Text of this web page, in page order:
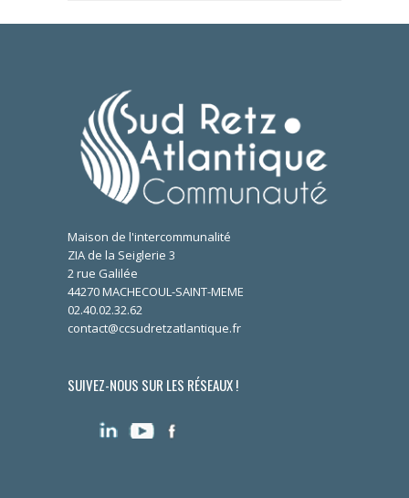
Maison de l'intercommunalité
ZIA de la Seiglerie 3
2 rue Galilée
44270 MACHECOUL-SAINT-MEME
02.40.02.32.62
contact@ccsudretzatlantique.fr
SUIVEZ-NOUS SUR LES RÉSEAUX !